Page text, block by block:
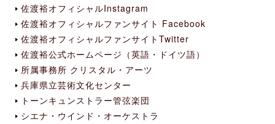
佐渡裕オフィシャルInstagram
佐渡裕オフィシャルファンサイト Facebook
佐渡裕オフィシャルファンサイトTwitter
佐渡裕公式ホームページ（英語・ドイツ語）
所属事務所 クリスタル・アーツ
兵庫県立芸術文化センター
トーンキュンストラー管弦楽団
シエナ・ウインド・オーケストラ